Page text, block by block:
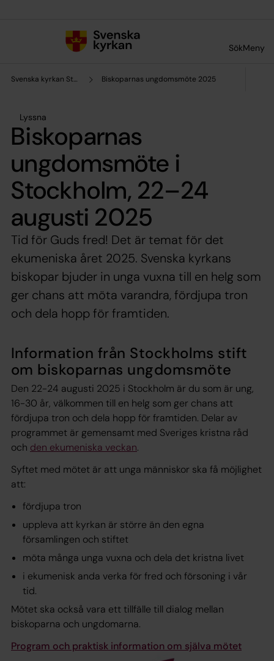
SökMeny
Svenska kyrkan Stockholms stift Biskoparnas ungdomsmöte 2025
Lyssna
Biskoparnas
ungdomsmöte i
Stockholm, 22–24
augusti 2025
Tid för Guds fred! Det är temat för det
ekumeniska året 2025. Svenska kyrkans
biskopar bjuder in unga vuxna till en helg som
ger chans att möta varandra, fördjupa tron
och dela hopp för framtiden.
Information från Stockholms stift
om biskoparnas ungdomsmöte
Den 22-24 augusti 2025 i Stockholm är du som är ung,
16-30 år, välkommen till en helg som ger chans att
fördjupa tron och dela hopp för framtiden. Delar av
programmet är gemensamt med Sveriges kristna råd
och den ekumeniska veckan.
Syftet med mötet är att unga människor ska få möjlighet
att:
fördjupa tron
uppleva att kyrkan är större än den egna
församlingen och stiftet
möta många unga vuxna och dela det kristna livet
i ekumenisk anda verka för fred och försoning i vår
tid.
Mötet ska också vara ett tillfälle till dialog mellan
biskoparna och ungdomarna.
Program och praktisk information om själva mötet